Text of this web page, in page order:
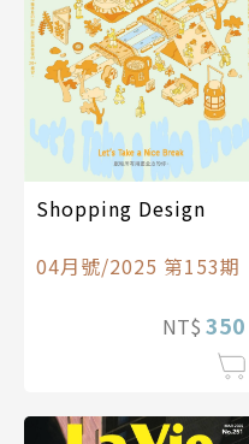
Shopping Design
04月號/2025 第153期
NT$ 350